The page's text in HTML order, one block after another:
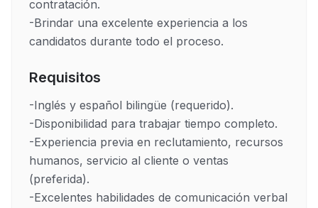
contratación.
-Brindar una excelente experiencia a los
candidatos durante todo el proceso.
Requisitos
-Inglés y español bilingüe (requerido).
-Disponibilidad para trabajar tiempo completo.
-Experiencia previa en reclutamiento, recursos
humanos, servicio al cliente o ventas
(preferida).
-Excelentes habilidades de comunicación verbal